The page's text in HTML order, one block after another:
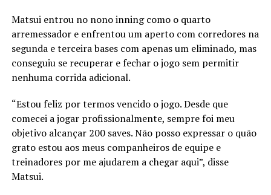
Matsui entrou no nono inning como o quarto
arremessador e enfrentou um aperto com corredores na
segunda e terceira bases com apenas um eliminado, mas
conseguiu se recuperar e fechar o jogo sem permitir
nenhuma corrida adicional.
“Estou feliz por termos vencido o jogo. Desde que
comecei a jogar profissionalmente, sempre foi meu
objetivo alcançar 200 saves. Não posso expressar o quão
grato estou aos meus companheiros de equipe e
treinadores por me ajudarem a chegar aqui”, disse
Matsui.